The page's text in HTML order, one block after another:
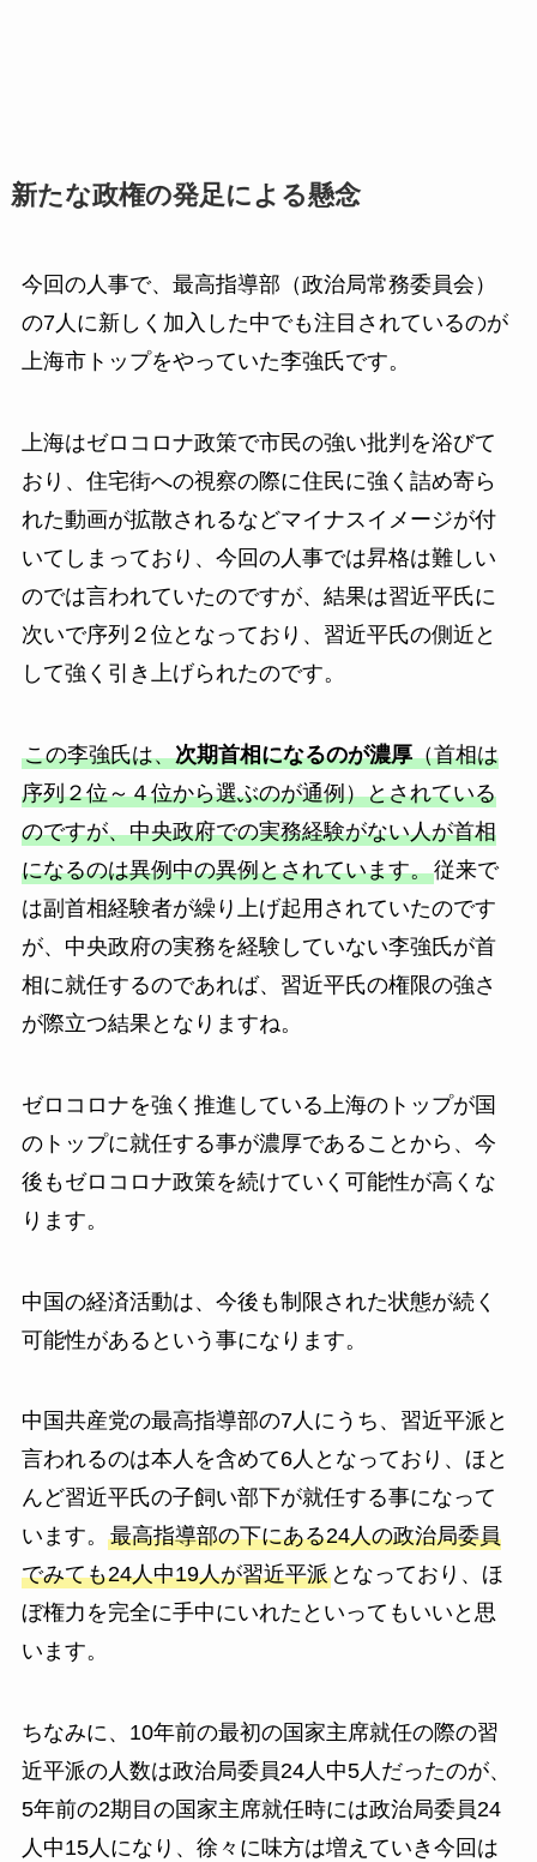
新たな政権の発足による懸念
今回の人事で、最高指導部（政治局常務委員会）
の7人に新しく加入した中でも注目されているのが
上海市トップをやっていた李強氏です。
上海はゼロコロナ政策で市民の強い批判を浴びて
おり、住宅街への視察の際に住民に強く詰め寄ら
れた動画が拡散されるなどマイナスイメージが付
いてしまっており、今回の人事では昇格は難しい
のでは言われていたのですが、結果は習近平氏に
次いで序列２位となっており、習近平氏の側近と
して強く引き上げられたのです。
この李強氏は、次期首相になるのが濃厚（首相は
序列２位～４位から選ぶのが通例）とされている
のですが、中央政府での実務経験がない人が首相
になるのは異例中の異例とされています。従来で
は副首相経験者が繰り上げ起用されていたのです
が、中央政府の実務を経験していない李強氏が首
相に就任するのであれば、習近平氏の権限の強さ
が際立つ結果となりますね。
ゼロコロナを強く推進している上海のトップが国
のトップに就任する事が濃厚であることから、今
後もゼロコロナ政策を続けていく可能性が高くな
ります。
中国の経済活動は、今後も制限された状態が続く
可能性があるという事になります。
中国共産党の最高指導部の7人にうち、習近平派と
言われるのは本人を含めて6人となっており、ほと
んど習近平氏の子飼い部下が就任する事になって
います。 最高指導部の下にある24人の政治局委員
でみても24人中19人が習近平派となっており、ほ
ぼ権力を完全に手中にいれたといってもいいと思
います。
ちなみに、10年前の最初の国家主席就任の際の習
近平派の人数は政治局委員24人中5人だったのが、
5年前の2期目の国家主席就任時には政治局委員24
人中15人になり、徐々に味方は増えていき今回は